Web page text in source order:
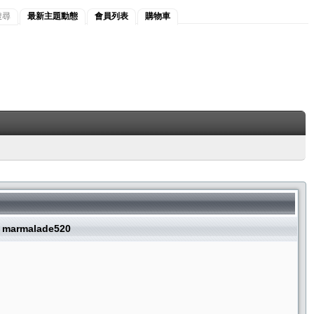
尋 最新主題動態 會員列表 購物車
marmalade520